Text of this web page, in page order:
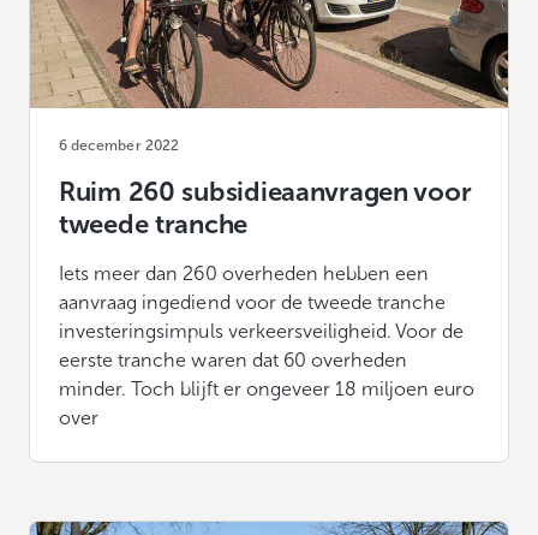
6 december 2022
Ruim 260 subsidieaanvragen voor
tweede tranche
Iets meer dan 260 overheden hebben een
aanvraag ingediend voor de tweede tranche
investeringsimpuls verkeersveiligheid. Voor de
eerste tranche waren dat 60 overheden
minder. Toch blijft er ongeveer 18 miljoen euro
over